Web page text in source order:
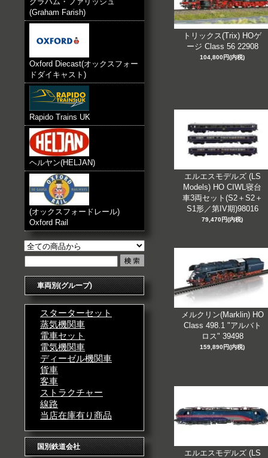
(Graham Farish)
Oxford Diecast(オックスフォー
ドダイキャスト)
Rapido Trains UK
ヘルヤン(HELJAN)
(オックスフォードレール)
Oxford Rail
車両別(グループ)
スターターセット
蒸気機関車
電車セット
電気機関車
ディーゼル機関車
貨車
客車
ストラクチャー
線路
当店在庫有り商品
国別鉄道会社
トリックス(Trix) HOゲ
ージ Class 56 22908
104,800円(内税)
エルエスモデルズ (LS
Models) HO CIWL寝台
車3両セット(S2＋S2＋
S1形／第IV期)98016
79,470円(内税)
メルクリン(Marklin) HO
Class 498.1 "アルバト
ロス" 39498
159,890円(内税)
エルエスモデルズ (LS